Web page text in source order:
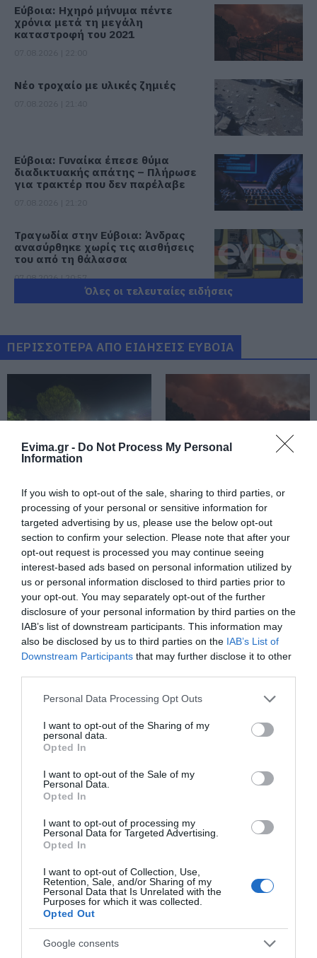
Evima.gr - Do Not Process My Personal
Information
If you wish to opt-out of the sale, sharing to third parties, or
processing of your personal or sensitive information for
targeted advertising by us, please use the below opt-out
section to confirm your selection. Please note that after your
opt-out request is processed you may continue seeing
interest-based ads based on personal information utilized by
us or personal information disclosed to third parties prior to
your opt-out. You may separately opt-out of the further
disclosure of your personal information by third parties on the
IAB’s list of downstream participants. This information may
also be disclosed by us to third parties on the IAB’s List of
Downstream Participants that may further disclose it to other
Please note that this website/app uses one or more Google
not limited to your visit or usage behaviour. You may click to
grant or deny consent to Google and its third-party tags to
use your data for below specified purposes in below Google
consent section.
Personal Data Processing Opt Outs
I want to opt-out of the Sharing of my
personal data.
Opted In
I want to opt-out of the Sale of my
Personal Data.
Opted In
I want to opt-out of processing my
Personal Data for Targeted Advertising.
Opted In
I want to opt-out of Collection, Use,
Retention, Sale, and/or Sharing of my
Personal Data that Is Unrelated with the
Purposes for which it was collected.
Opted Out
Google consents
Εύβοια: Ηχηρό μήνυμα πέντε
χρόνια μετά τη μεγάλη
καταστροφή του 2021
Νέο τροχαίο με υλικές ζημιές
Εύβοια: Γυναίκα έπεσε θύμα
διαδικτυακής απάτης – Πλήρωσε
για τρακτέρ που δεν παρέλαβε
Τραγωδία στην Εύβοια: Άνδρας
ανασύρθηκε χωρίς τις αισθήσεις
του από τη θάλασσα
07.08.2026 | 20:57
διπλάσια σύνταξη τον Αύγουστο
07.08.2026 | 20:20
Δείτε τι έκανε Δήμος της Εύβοιας
07.08.2026 | 20:00
Μητέρα και γιος οι νεκροί από τη
σύγκρουση αυτοκινήτου με
φορτηγό
07.08.2026 | 19:40
Ράγισαν καρδιές στην Εύβοια: Το
τελευταίο «αντίο» στον 36χρονο
επιχειρηματία
07.08.2026 | 19:10
σπουδαστές: Οι δικαιούχοι
στα δικαστήρια για τις
ανεμογεννήτριες
07.08.2026 | 18:40
Τραγική κατάληξη είχε η
θαλάσσια εκδρομή για 57χρονο
07.08.2026 | 18:20
Βαρύ πένθος για τον εκπαιδευτικό
από την Εύβοια που έφυγε από τη
ζωή
07.08.2026 | 18:00
Όλες οι τελευταίες ειδήσεις
ΠΕΡΙΣΣΟΤΕΡΑ ΑΠΟ ΕΙΔΗΣΕΙΣ ΕΥΒΟΙΑ
Μεγάλο πανηγύρι στην
Εύβοια: Πλημμύρισε με
κόσμο η Φαράκλα
(pics&vid)
Εύβοια: Ηχηρό μήνυμα
πέντε χρόνια μετά τη
μεγάλη καταστροφή
του 2021
θύμα διαδικτυακής
απάτης – Πλήρωσε για
τρακτέρ που δεν
παρέλαβε
Άνδρας ανασύρθηκε
χωρίς τις αισθήσεις του
από τη θάλασσα
Ανακοινώθηκαν νέες
προσλήψεις σε δήμο
της Εύβοιας: Δείτε εδώ
της Εύβοιας για τις
φωτιές